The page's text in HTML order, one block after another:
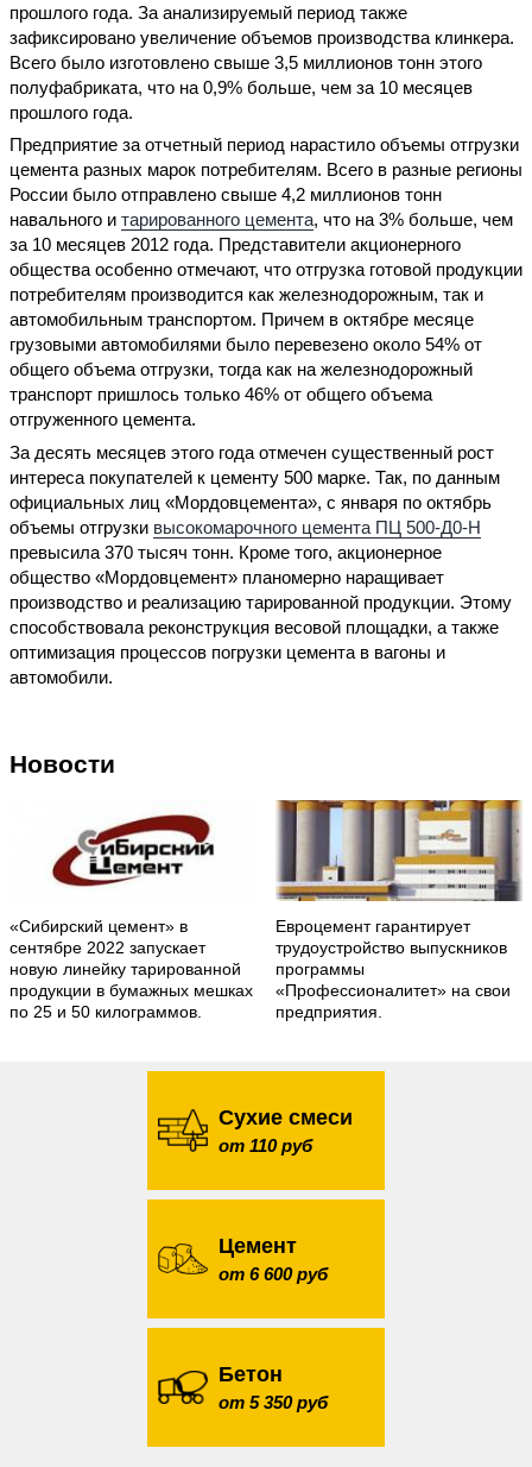
прошлого года. За анализируемый период также
зафиксировано увеличение объемов производства клинкера.
Всего было изготовлено свыше 3,5 миллионов тонн этого
полуфабриката, что на 0,9% больше, чем за 10 месяцев
прошлого года.
Предприятие за отчетный период нарастило объемы отгрузки
цемента разных марок потребителям. Всего в разные регионы
России было отправлено свыше 4,2 миллионов тонн
навального и тарированного цемента, что на 3% больше, чем
за 10 месяцев 2012 года. Представители акционерного
общества особенно отмечают, что отгрузка готовой продукции
потребителям производится как железнодорожным, так и
автомобильным транспортом. Причем в октябре месяце
грузовыми автомобилями было перевезено около 54% от
общего объема отгрузки, тогда как на железнодорожный
транспорт пришлось только 46% от общего объема
отгруженного цемента.
За десять месяцев этого года отмечен существенный рост
интереса покупателей к цементу 500 марке. Так, по данным
официальных лиц «Мордовцемента», с января по октябрь
объемы отгрузки высокомарочного цемента ПЦ 500-Д0-Н
превысила 370 тысяч тонн. Кроме того, акционерное
общество «Мордовцемент» планомерно наращивает
производство и реализацию тарированной продукции. Этому
способствовала реконструкция весовой площадки, а также
оптимизация процессов погрузки цемента в вагоны и
автомобили.
Новости
«Сибирский цемент» в
сентябре 2022 запускает
новую линейку тарированной
продукции в бумажных мешках
по 25 и 50 килограммов.
Евроцемент гарантирует
трудоустройство выпускников
программы
«Профессионалитет» на свои
предприятия.
Сухие смеси
от 110 руб
Цемент
от 6 600 руб
Бетон
от 5 350 руб